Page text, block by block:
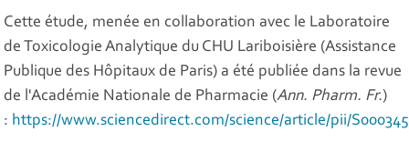
Cette étude, menée en collaboration avec le Laboratoire
de Toxicologie Analytique du CHU Lariboisière (Assistance
Publique des Hôpitaux de Paris) a été publiée dans la revue
de l'Académie Nationale de Pharmacie (Ann. Pharm. Fr.)
: https://www.sciencedirect.com/science/article/pii/